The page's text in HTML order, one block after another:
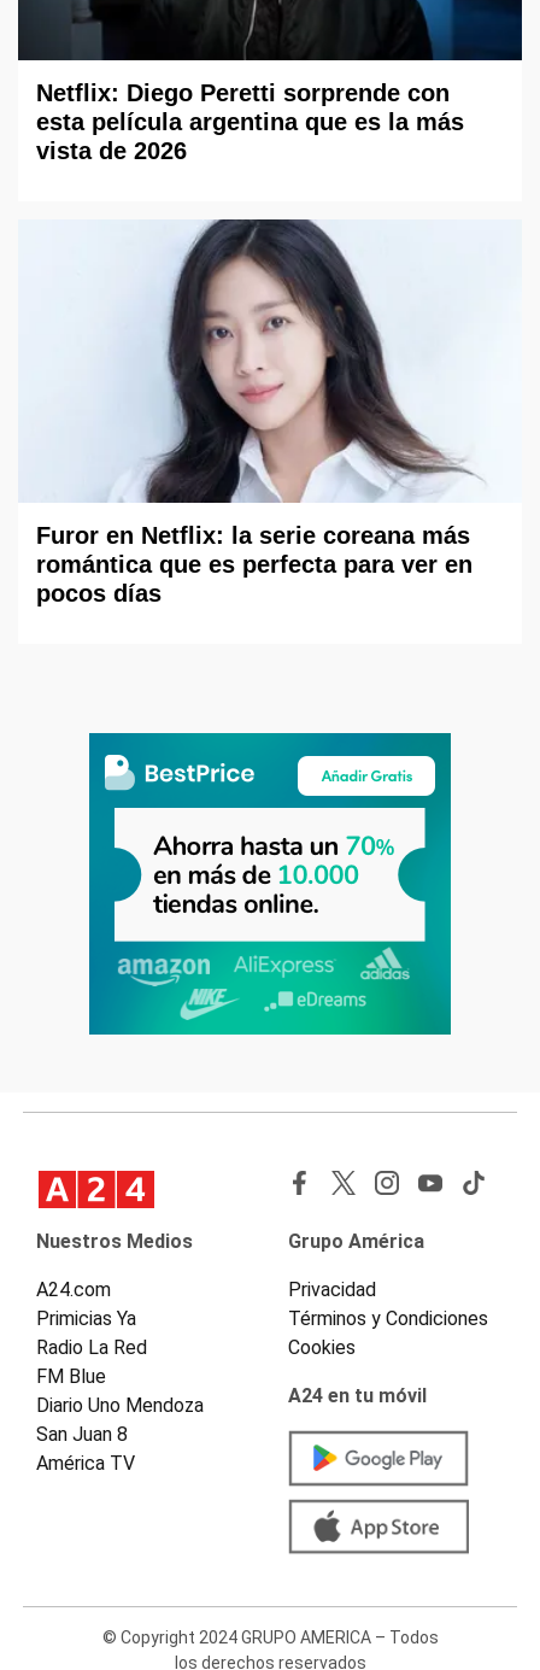
Netflix: Diego Peretti sorprende con
esta película argentina que es la más
vista de 2026
Furor en Netflix: la serie coreana más
romántica que es perfecta para ver en
pocos días
Nuestros Medios
A24.com
Primicias Ya
Radio La Red
FM Blue
Diario Uno Mendoza
San Juan 8
América TV
Grupo América
Privacidad
Términos y Condiciones
Cookies
A24 en tu móvil
© Copyright 2024 GRUPO AMERICA – Todos
los derechos reservados